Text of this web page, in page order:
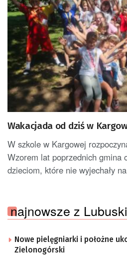
Wakacjada od dziś w
W szkole w Kargowej
Wzorem lat poprzednich gmina
dzieciom, które nie wyjechały
najnowsze z
Nowe pielęgniarki i położne
Zielonogórski